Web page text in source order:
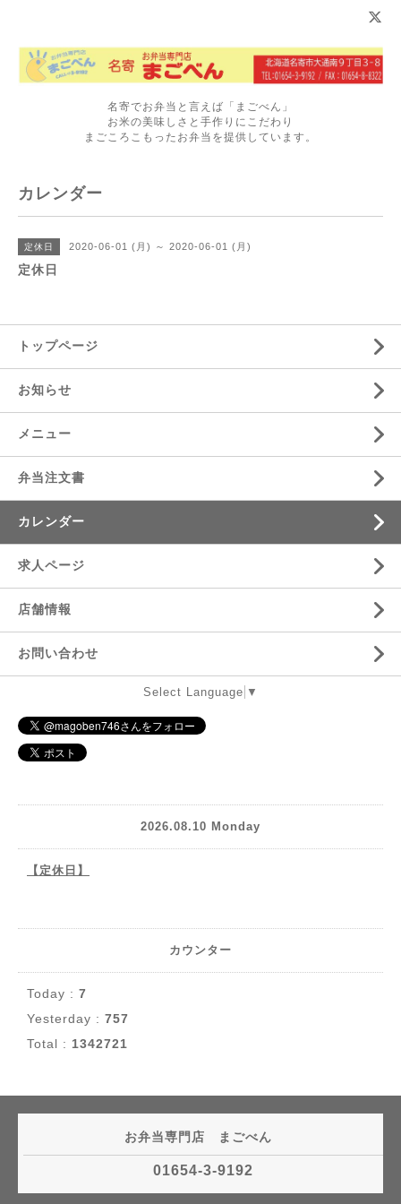
名寄でお弁当と言えば「まごべん」
お米の美味しさと手作りにこだわり
まごころこもったお弁当を提供しています。
カレンダー
定休日 2020-06-01 (月) ～ 2020-06-01 (月)
定休日
トップページ
お知らせ
メニュー
弁当注文書
カレンダー
求人ページ
店舗情報
お問い合わせ
Select Language ▼
2026.08.10 Monday
【定休日】
カウンター
Today : 7
Yesterday : 757
Total : 1342721
お弁当専門店 まごべん
01654-3-9192